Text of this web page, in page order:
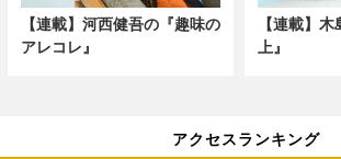
【連載】河西健吾の『趣味の
アレコレ』
【連載】
上』
アクセスランキング